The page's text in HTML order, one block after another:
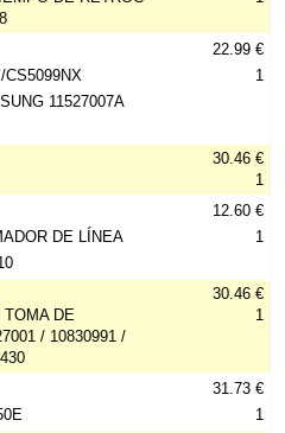
CS5099NX
11527007A
22.99 €
1
30.46 €
1
DE LÍNEA
12.60 €
1
TOMA DE
/ 10830991 /
30.46 €
1
31.73 €
1